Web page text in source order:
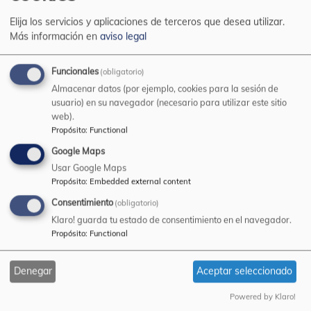
Ficha
PINTURA ACRILICA ALP.pdf
Pintura acrílica formulada para el pintado de
suelos que presenten un buen nivel de
porosidad y requieran una elevada resistencia
Especialmente indicado por su gran resistencia
a la abrasión para pavimentos deportivos, así
Elija los servicios y aplicaciones de terceros que desea utilizar.
Más información en aviso legal
Funcionales (obligatorio)
Almacenar datos (por ejemplo, cookies para la sesión de
usuario) en su navegador (necesario para utilizar este sitio
web).
Propósito: Functional
Google Maps
Usar Google Maps
Propósito: Embedded external content
Consentimiento (obligatorio)
Klaro! guarda tu estado de consentimiento en el navegador.
Propósito: Functional
Denegar Aceptar seleccionado
Powered by Klaro!